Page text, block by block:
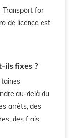
Transport for
de licence est
ils fixes ?
au-delà du
arrêts, des
des frais